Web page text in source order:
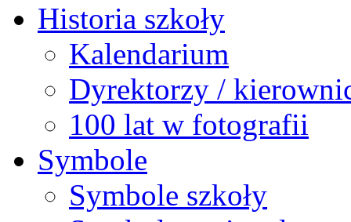
Historia szkoły
Kalendarium
Dyrektorzy /
100 lat w fotografii
Symbole
Symbole szkoły